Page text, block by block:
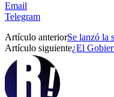
Email
Telegram
Artículo anteriorSe lanzó la
Artículo siguiente¿El